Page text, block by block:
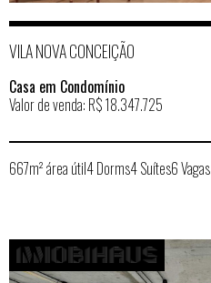
VILA NOVA CONCEIÇÃO
Casa em Condomínio
Valor de venda: R$ 18.347.725
667m² área útil4 Dorms4 Suítes6 Vagas